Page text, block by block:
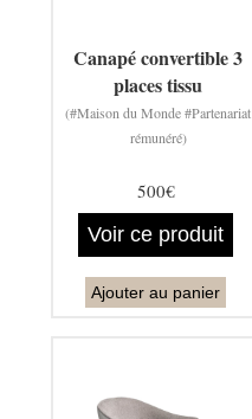
Canapé convertible 3
places tissu
(#Maison du Monde #Partenariat
rémunéré)
500€
Voir ce produit
Ajouter au panier